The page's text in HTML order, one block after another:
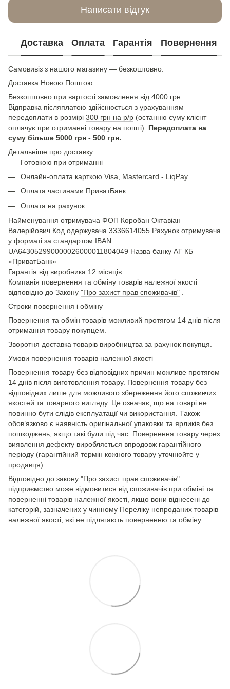
Написати відгук
Доставка Оплата Гарантія Повернення
Самовивіз з нашого магазину — безкоштовно.
Доставка Новою Поштою
Безкоштовно при вартості замовлення від 4000 грн.
Відправка післяплатою здійснюється з урахуванням
передоплати в розмірі 300 грн на р/р (останню суму клієнт
оплачує при отриманні товару на пошті). Передоплата на
суму більше 5000 грн - 500 грн.
Детальніше про доставку
Готовкою при отриманні
Онлайн-оплата карткою Visa, Mastercard - LiqPay
Оплата частинами ПриватБанк
Оплата на рахунок
Найменування отримувача ФОП Коробан Октавіан
Валерійович Код одержувача 3336614055 Рахунок отримувача
у форматі за стандартом IBAN
UA643052990000026000011804049 Назва банку АТ КБ
«ПриватБанк»
Гарантія від виробника 12 місяців.
Компанія повернення та обміну товарів належної якості
відповідно до Закону "Про захист прав споживачів"
Строки повернення і обміну
Повернення та обмін товарів можливий протягом 14 днів після
отримання товару покупцем.
Зворотня доставка товарів виробництва за рахунок покупця.
Умови повернення товарів належної якості
Повернення товару без відповідних причин можливе протягом
14 днів після виготовлення товару. Повернення товару без
відповідних лише для можливого збереження його споживчих
якостей та товарного вигляду. Це означає, що на товарі не
повинно бути слідів експлуатації чи використання. Також
обов’язково є наявність оригінальної упаковки та ярликів без
пошкоджень, якщо такі були під час. Повернення товару через
виявлення дефекту виробляється впродовж гарантійного
періоду (гарантійний термін кожного товару уточнюйте у
продавця).
Відповідно до закону "Про захист прав споживачів"
підприємство може відмовитися від споживачів при обміні та
поверненні товарів належної якості, якщо вони віднесені до
категорій, зазначених у чинному Переліку непроданих товарів
належної якості, які не підлягають поверненню та обміну